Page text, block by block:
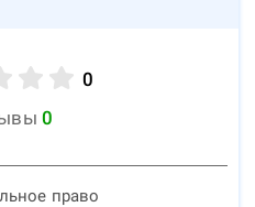
0
0
право